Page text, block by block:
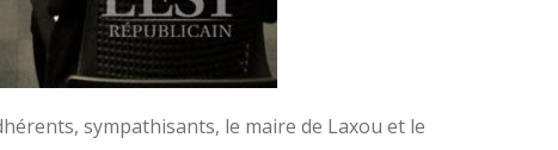
sympathisants, le maire de Laxou et le